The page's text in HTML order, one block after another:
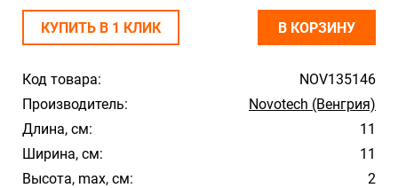
Код товара:
NOV135146
Производитель:
Novotech (Венгрия)
Длина, см:
11
Ширина, см:
11
Высота, max, см:
2
КУПИТЬ В 1 КЛИК В КОРЗИНУ